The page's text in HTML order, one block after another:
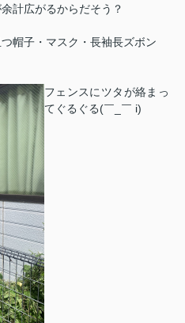
計広がるからだそう？
帽子・マスク・長袖長ズボン
フェンスにツタが絡まっ
てぐるぐる(￣_￣ i)